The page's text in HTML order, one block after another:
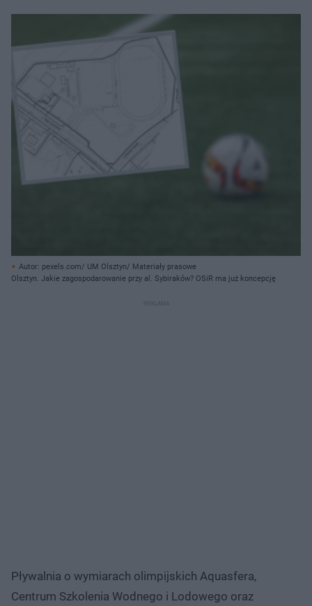
Autor: pexels.com/ UM Olsztyn/ Materiały prasowe
Olsztyn. Jakie zagospodarowanie przy al. Sybiraków? OSiR ma już koncepcję
Pływalnia o wymiarach olimpijskich Aquasfera,
Centrum Szkolenia Wodnego i Lodowego oraz